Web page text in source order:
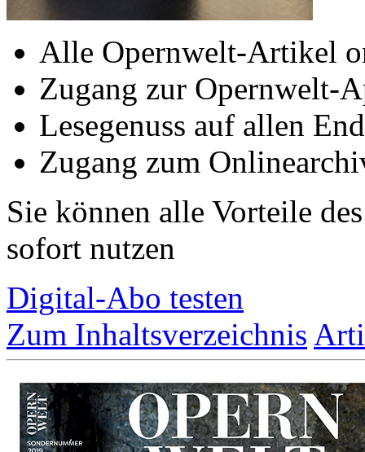
Alle Opernwelt-Artikel
Zugang zur Opernwelt-
Lesegenuss auf allen
Zugang zum
Sie können alle Vorteile
sofort nutzen
Digital-Abo testen
Zum Inhaltsverzeichnis